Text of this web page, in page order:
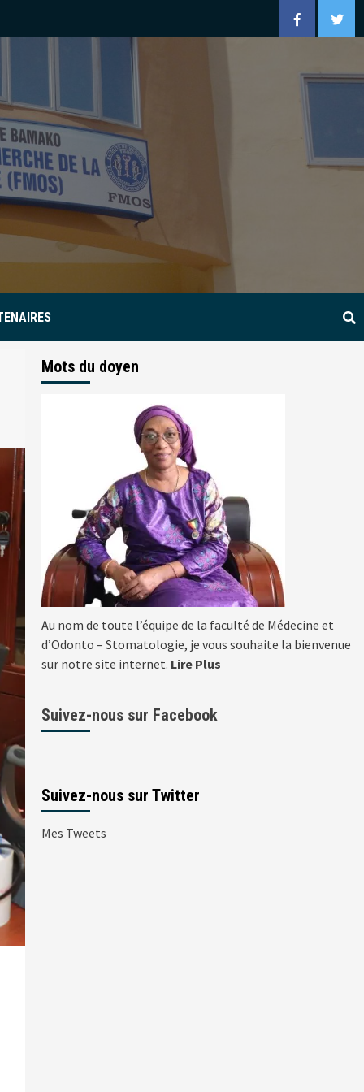
Facebook
Mots du doyen
Au nom de toute l’équipe de la faculté de Médecine et
d’Odonto – Stomatologie, je vous souhaite la bienvenue
sur notre site internet. Lire Plus
Suivez-nous sur Facebook
Suivez-nous sur Twitter
Mes Tweets